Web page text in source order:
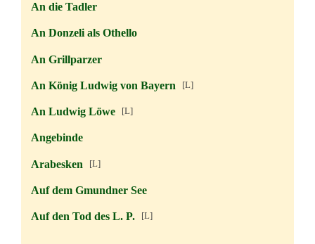
An die Tadler
An Donzeli als Othello
An Grillparzer
An König Ludwig von Bayern [L]
An Ludwig Löwe[L]
Angebinde
Arabesken [L]
Auf dem Gmundner See
Auf den Tod des L. P. [L]